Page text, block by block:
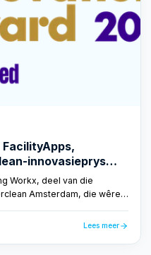
FacilityApps,
innovasieprys
Workx, deel van die
Amsterdam, die wêreld
Award 2026.Lees meer